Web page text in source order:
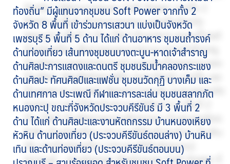
ท้องถิ่น” มีผู้แทนจากชุมชน Soft Power จากทั้ง 2
จังหวัด 8 พื้นที่ เข้าร่วมการเสวนา แบ่งเป็นจังหวัด
เพชรบุรี 5 พื้นที่ 5 ด้าน ได้แก่ ด้านอาหาร ชุมชนถ้ำรงค์
ด้านท่องเที่ยว เส้นทางชุมชนบางตะบูน-หาดเจ้าสำราญ
ด้านศิลปะการแสดงและดนตรี ชุมชนริมน้ำคลองกระแชง
ด้านศิลปะ ทัศนศิลป์และแฟชั่น ชุมชนวัดกุฏิ บางเค็ม และ
ด้านเทศกาล ประเพณี กีฬาและการละเล่น ชุมชนสลากภัต
หนองกะปุ ขณะที่จังหวัดประจวบคีรีขันธ์ มี 3 พื้นที่ 2
ด้าน ได้แก่ ด้านศิลปะและงานหัตถกรรม บ้านหนองเหียง
หัวหิน ด้านท่องเที่ยว (ประจวบคีรีขันธ์ตอนล่าง) บ้านหิน
เทิน และด้านท่องเที่ยว (ประจวบคีรีขันธ์ตอนบน)